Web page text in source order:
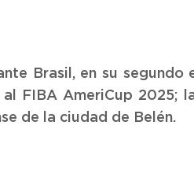
Brasil, en su segundo
FIBA AmeriCup 2025;
de la ciudad de Belén.